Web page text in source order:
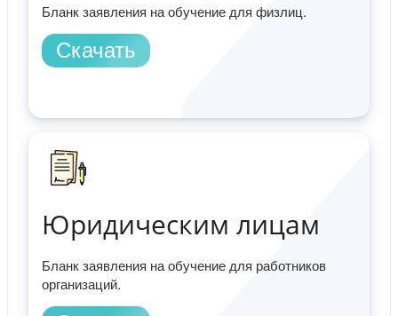
Бланк заявления на обучение для физлиц.
Скачать
Юридическим лицам
Бланк заявления на обучение для работников
организаций.